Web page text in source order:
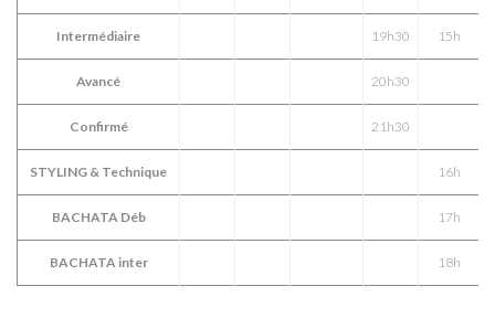
Intermédiaire 19h30 15h
Avancé 20h30
Confirmé 21h30
STYLING & Technique 16h
BACHATA Déb 17h
BACHATA inter 18h